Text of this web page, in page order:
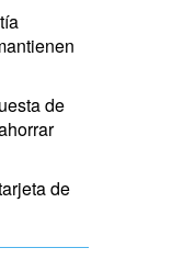
de
de